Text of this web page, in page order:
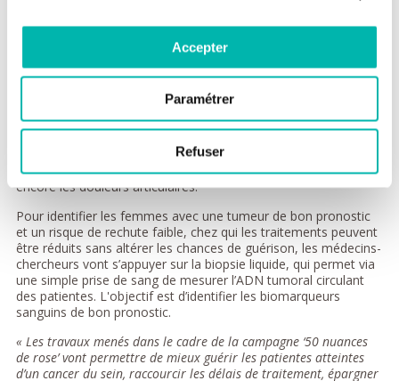
Accepter
Paramétrer
Refuser
Enfin, les équipes de Gustave Roussy vont développer des
études cliniques dans les cancers du sein hormono-
dépendants, qui représentent 75 % des cas. Actuellement, un
tiers des patientes dans cette indication présentent une
atteinte ganglionnaire et suivent un traitement lourd, avec une
chimiothérapie pendant 6 mois, suivie d’une hormonothérapie
conséquences pesantes sur la vie quotidienne des femmes,
comme une grande fatigue handicapante, la perte de libido ou
encore les douleurs articulaires.
Pour identifier les femmes avec une tumeur de bon pronostic
et un risque de rechute faible, chez qui les traitements peuvent
être réduits sans altérer les chances de guérison, les médecins-
chercheurs vont s’appuyer sur la biopsie liquide, qui permet via
une simple prise de sang de mesurer l’ADN tumoral circulant
des patientes. L'objectif est d’identifier les biomarqueurs
sanguins de bon pronostic.
« Les travaux menés dans le cadre de la campagne ‘50 nuances
de rose’ vont permettre de mieux guérir les patientes atteintes
d’un cancer du sein, raccourcir les délais de traitement, épargner